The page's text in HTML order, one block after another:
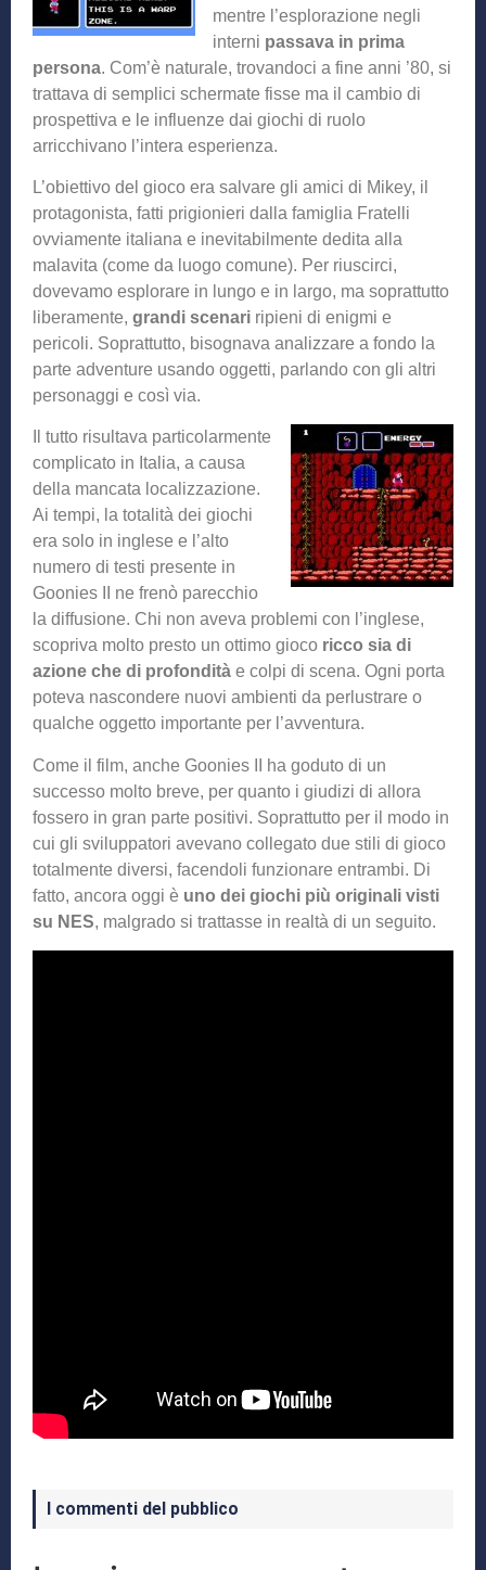
mentre l’esplorazione negli
interni passava in prima
persona. Com’è naturale, trovandoci a fine anni ’80, si
trattava di semplici schermate fisse ma il cambio di
prospettiva e le influenze dai giochi di ruolo
arricchivano l’intera esperienza.
L’obiettivo del gioco era salvare gli amici di Mikey, il
protagonista, fatti prigionieri dalla famiglia Fratelli
ovviamente italiana e inevitabilmente dedita alla
malavita (come da luogo comune). Per riuscirci,
dovevamo esplorare in lungo e in largo, ma soprattutto
liberamente, grandi scenari ripieni di enigmi e
pericoli. Soprattutto, bisognava analizzare a fondo la
parte adventure usando oggetti, parlando con gli altri
personaggi e così via.
Il tutto risultava particolarmente
complicato in Italia, a causa
della mancata localizzazione.
Ai tempi, la totalità dei giochi
era solo in inglese e l’alto
numero di testi presente in
Goonies II ne frenò parecchio
la diffusione. Chi non aveva problemi con l’inglese,
scopriva molto presto un ottimo gioco ricco sia di
azione che di profondità e colpi di scena. Ogni porta
poteva nascondere nuovi ambienti da perlustrare o
qualche oggetto importante per l’avventura.
Come il film, anche Goonies II ha goduto di un
successo molto breve, per quanto i giudizi di allora
fossero in gran parte positivi. Soprattutto per il modo in
cui gli sviluppatori avevano collegato due stili di gioco
totalmente diversi, facendoli funzionare entrambi. Di
fatto, ancora oggi è uno dei giochi più originali visti
su NES, malgrado si trattasse in realtà di un seguito.
I commenti del pubblico